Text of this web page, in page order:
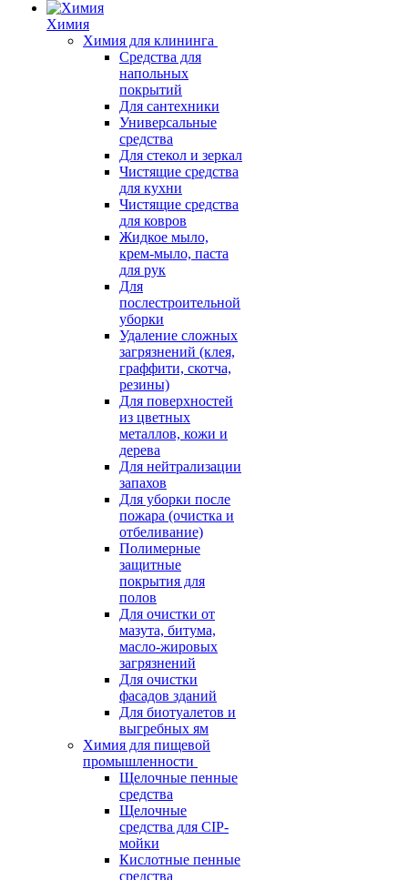
Химия
Химия для клининга
Средства для
напольных
покрытий
Для сантехники
Универсальные
средства
Для стекол и зеркал
Чистящие средства
для кухни
Чистящие средства
для ковров
Жидкое мыло,
крем-мыло, паста
для рук
Для
послестроительной
уборки
Удаление сложных
загрязнений (клея,
граффити, скотча,
резины)
Для поверхностей
из цветных
металлов, кожи и
дерева
Для нейтрализации
запахов
Для уборки после
пожара (очистка и
отбеливание)
Полимерные
защитные
покрытия для
полов
Для очистки от
мазута, битума,
масло-жировых
загрязнений
Для очистки
фасадов зданий
Для биотуалетов и
выгребных ям
Химия для пищевой
промышленности
Щелочные пенные
средства
Щелочные
средства для CIP-
мойки
Кислотные пенные
средства